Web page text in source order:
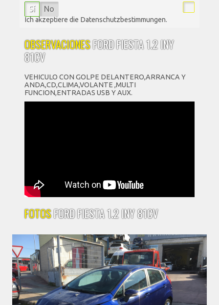
Sí No
Ich akzeptiere die Datenschutzbestimmungen.
OBSERVACIONESFORD FIESTA 1.2 INY
81CV
VEHICULO CON GOLPE DELANTERO,ARRANCA Y
ANDA,CD,CLIMA,VOLANTE ,MULTI
FUNCION,ENTRADAS USB Y AUX.
FOTOSFORD FIESTA 1.2 INY 81CV